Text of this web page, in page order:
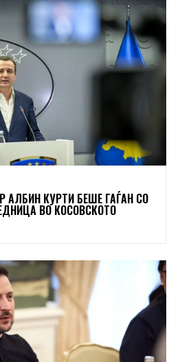
АЛБИН КУРТИ БЕШЕ ГАЃАН СО
ВО КОСОВСКОТО